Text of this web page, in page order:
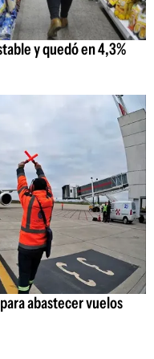
y quedó en 4,3%
abastecer vuelos